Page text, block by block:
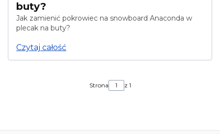
buty?
Jak zamienić pokrowiec na snowboard Anaconda w
plecak na buty?
Czytaj całość
Strona z 1